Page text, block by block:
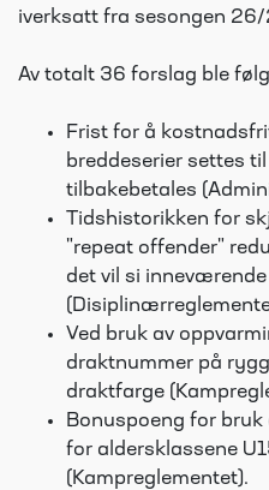
iverksatt fra sesongen 26/
Av totalt 36 forslag ble
Frist for å
breddeserier settes
tilbakebetales
Tidshistorikken for
"repeat offender"
det vil si
Ved bruk av
draktnummer på
draktfarge
Bonuspoeng for
for aldersklassene
(Kampreglementet).